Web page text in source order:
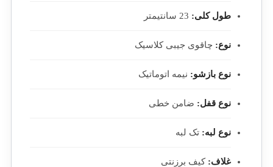
طول کلی:
نوع: چاقوی جیبی کلاسیک
نوع بازشو: نیمه اتوماتیک
نوع قفل: ضامن خطی
نوع لبه: تک لبه
غلاف: کیف برزنتی